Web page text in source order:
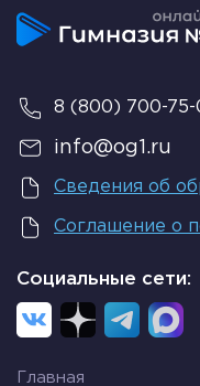
8 (800) 700-75-
info@og1.ru
Сведения об
Соглашение о
Социальные сети:
Главная